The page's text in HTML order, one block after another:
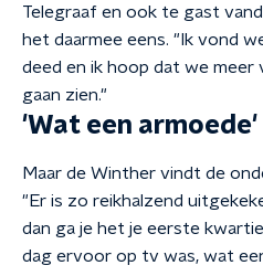
Telegraaf en ook te gast
het daarmee eens. "Ik vond
deed en ik hoop dat we meer
gaan zien."
'Wat een armoede'
Maar de Winther vindt de
"Er is zo reikhalzend
dan ga je het je eerste
dag ervoor op tv was, wat